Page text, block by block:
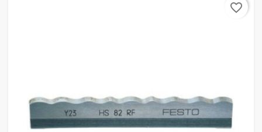
favorite_border